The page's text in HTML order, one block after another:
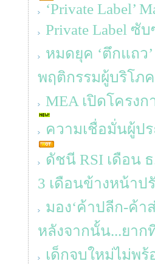
‘Private Label’
Private Label
หมดยุค ‘ตึกแถว
พฤติกรรมผู้บริโภ
MEA เปิดโครงก
ความเชื่อมั่นผู้ป
ดัชนี RSI เดือน
3 เดือนข้างหน้าป
มอง‘ค้าปลีก-ค้า
หลังจากนั้น...ยาก
เด็กจบใหม่ไม่พร้